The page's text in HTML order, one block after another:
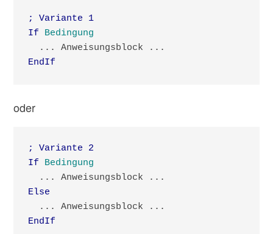
; Variante 1
If
Bedingung
EndIf
oder
; Variante 2
If
Bedingung
Else
EndIf